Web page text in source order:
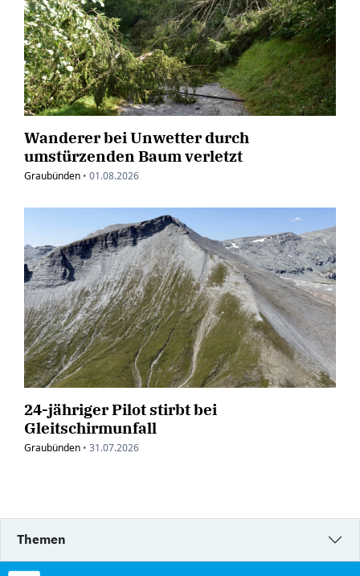
Wanderer bei Unwetter durch
umstürzenden Baum verletzt
Graubünden • 01.08.2026
24-jähriger Pilot stirbt bei
Gleitschirmunfall
Graubünden • 31.07.2026
Themen